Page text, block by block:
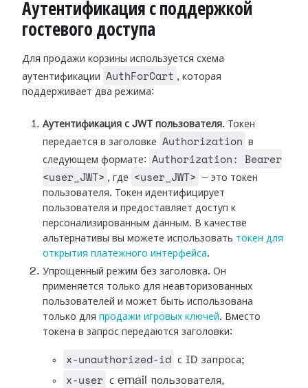
Аутентификация с поддержкой
гостевого доступа
Для продажи корзины используется схема
аутентификации
AuthForCart , которая
поддерживает два режима:
Аутентификация с JWT пользователя. Токен
передается в заголовке
Authorization
в
следующем формате:
Authorization: Bearer
<user_JWT> , где <user_JWT>
— это токен
пользователя. Токен идентифицирует
пользователя и предоставляет доступ к
персонализированным данным. В качестве
альтернативы вы можете использовать токен для
открытия платежного интерфейса.
Упрощенный режим без заголовка. Он
применяется только для неавторизованных
пользователей и может быть использована
только для продажи игровых ключей. Вместо
токена в запрос передаются заголовки:
x-unauthorized-id с ID запроса;
x-user с email пользователя,